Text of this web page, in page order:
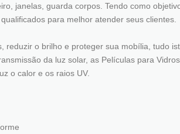
janelas, guarda corpos. Tendo como
para melhor atender seus clientes.
o brilho e proteger sua mobília, tudo
da luz solar, as Películas para
o calor e os raios UV.